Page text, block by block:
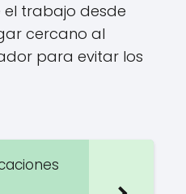
trabajo desde
cercano al
para evitar los